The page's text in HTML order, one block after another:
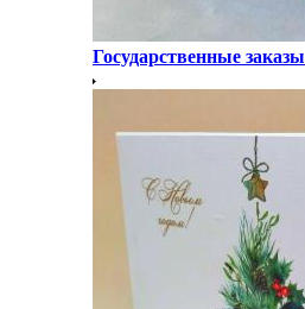
Государственные заказы